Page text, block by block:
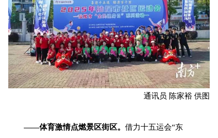
通讯员 陈家裕 供图
——体育激情点燃景区街区。借力十五运会“东